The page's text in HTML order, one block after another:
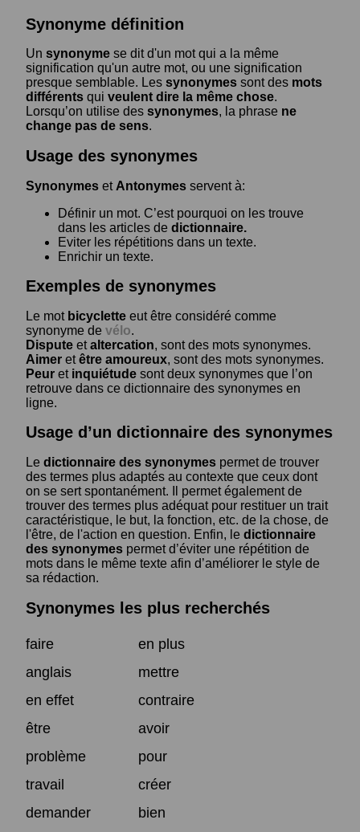
Synonyme définition
Un synonyme se dit d'un mot qui a la même
signification qu'un autre mot, ou une signification
presque semblable. Les synonymes sont des mots
différents qui veulent dire la même chose.
Lorsqu’on utilise des synonymes, la phrase ne
change pas de sens.
Usage des synonymes
Synonymes et Antonymes servent à:
Définir un mot. C’est pourquoi on les trouve
dans les articles de dictionnaire.
Eviter les répétitions dans un texte.
Enrichir un texte.
Exemples de synonymes
Le mot bicyclette eut être considéré comme
synonyme de vélo.
Dispute etaltercation, sont des mots synonymes.
Aimer etêtre amoureux, sont des mots synonymes.
Peur et inquiétude sont deux synonymes que l’on
retrouve dans ce dictionnaire des synonymes en
ligne.
Usage d’un dictionnaire des synonymes
Le dictionnaire des synonymes permet de trouver
des termes plus adaptés au contexte que ceux dont
on se sert spontanément. Il permet également de
trouver des termes plus adéquat pour restituer un trait
caractéristique, le but, la fonction, etc. de la chose, de
l'être, de l'action en question. Enfin, le dictionnaire
des synonymes permet d’éviter une répétition de
mots dans le même texte afin d’améliorer le style de
sa rédaction.
Synonymes les plus recherchés
faire
en plus
anglais
mettre
en effet
contraire
être
avoir
problème
pour
travail
créer
demander
bien